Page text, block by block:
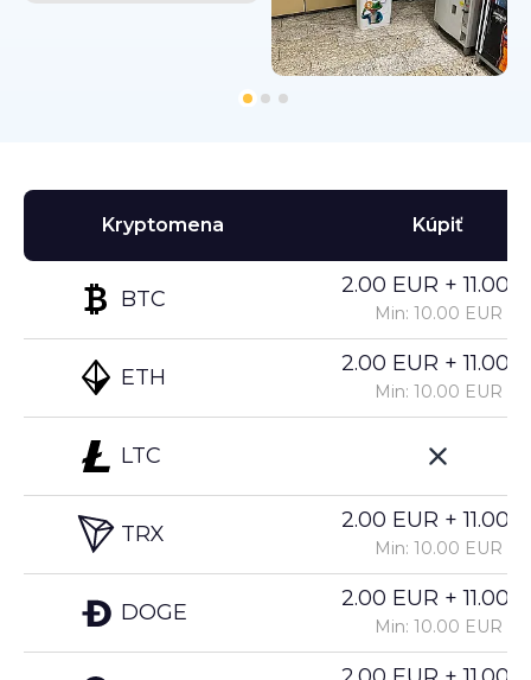
Kryptomena
BTC
ETH
LTC
TRX
DOGE
Kúpiť
2.00 EUR +
Min: 10.00 EUR
2.00 EUR +
Min: 10.00 EUR
2.00 EUR +
Min: 10.00 EUR
2.00 EUR +
Min: 10.00 EUR